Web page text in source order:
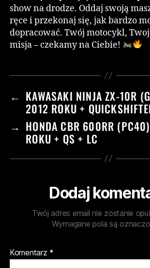
show na drodze. Oddaj swoją
ręce i przekonaj się, jak bardzo
dopracować. Twój motocykl,
misja – czekamy na Ciebie!
← KAWASAKI NINJA ZX-10R
2012 ROKU +
→ HONDA CBR 600RR
ROKU + QS + LC
Dodaj
Twój adres email nie zostanie
Wymagane pola są
Komentarz *